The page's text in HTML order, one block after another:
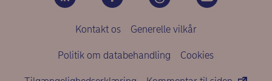
Kontakt os Generelle vilkår
Politik om databehandling Cookies